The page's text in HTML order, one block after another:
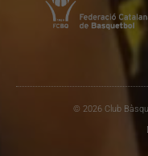
© 2026 Club